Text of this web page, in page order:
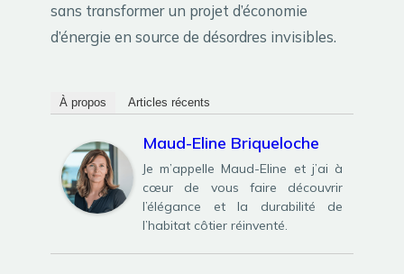
sans transformer un projet d’économie
d’énergie en source de désordres invisibles.
À propos Articles récents
Maud-Eline Briqueloche
Je m’appelle Maud-Eline et j’ai à
cœur de vous faire découvrir
l’élégance et la durabilité de
l’habitat côtier réinventé.